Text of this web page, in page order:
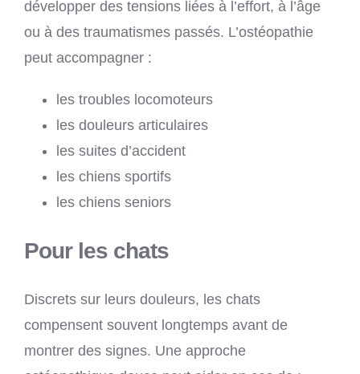
développer des tensions liées à l’effort, à l’âge
ou à des traumatismes passés. L’ostéopathie
peut accompagner :
les troubles locomoteurs
les douleurs articulaires
les suites d’accident
les chiens sportifs
les chiens seniors
Pour les chats
Discrets sur leurs douleurs, les chats
compensent souvent longtemps avant de
montrer des signes. Une approche